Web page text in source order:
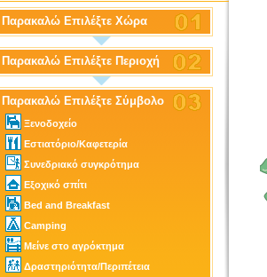
Παρακαλώ Επιλέξτε Χώρα
Παρακαλώ Επιλέξτε Περιοχή
Παρακαλώ Επιλέξτε Σύμβολο
Ξενοδοχείο
Εστιατόριο/Καφετερία
Συνεδριακό συγκρότημα
Εξοχικό σπίτι
Bed and Breakfast
Camping
Μείνε στο αγρόκτημα
Δραστηριότητα/Περιπέτεια